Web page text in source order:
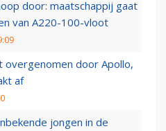
door: maatschappij gaat
van A220-100-vloot
overgenomen door Apollo,
af
jongen in de